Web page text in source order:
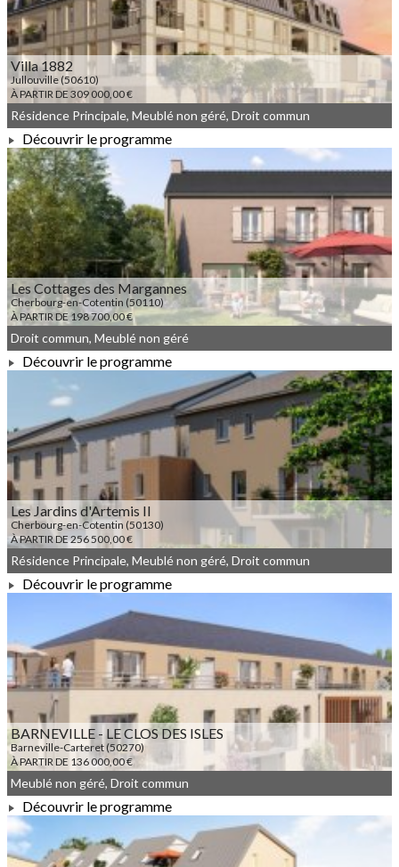
Villa 1882
Jullouville (50610)
À PARTIR DE 309 000,00 €
À PARTIR DE 309 000,00 €
Résidence Principale, Meublé non géré, Droit commun
Découvrir le programme
Les Cottages des Margannes
Cherbourg-en-Cotentin (50110)
À PARTIR DE 198 700,00 €
À PARTIR DE 198 700,00 €
Droit commun, Meublé non géré
Découvrir le programme
Les Jardins d'Artemis II
Cherbourg-en-Cotentin (50130)
À PARTIR DE 256 500,00 €
À PARTIR DE 256 500,00 €
Résidence Principale, Meublé non géré, Droit commun
Découvrir le programme
BARNEVILLE - LE CLOS DES ISLES
Barneville-Carteret (50270)
À PARTIR DE 136 000,00 €
Meublé non géré, Droit commun
Découvrir le programme